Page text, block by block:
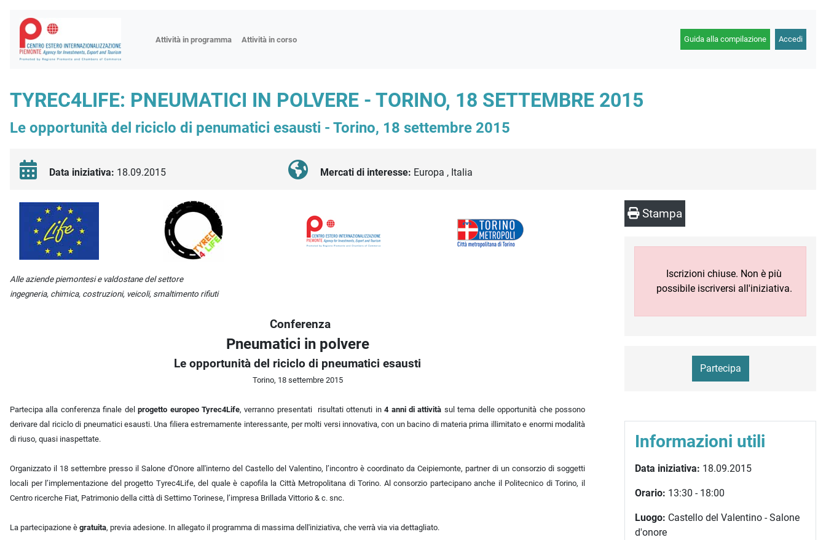
Attività in programma Attività in corso
Fiere
Workshop
Incontri di approfondimento
Focus settoriali
Guida alla compilazione Accedi
TYREC4LIFE: PNEUMATICI IN POLVERE - TORINO, 18 SETTEMBRE 2015
Le opportunità del riciclo di penumatici esausti - Torino, 18 settembre 2015
Data iniziativa: 18.09.2015 Mercati di interesse: Europa , Italia
Descrizione iniziativa
Alle aziende piemontesi e valdostane del settore
ingegneria, chimica, costruzioni, veicoli, smaltimento rifiuti
Conferenza
Pneumatici in polvere
Le opportunità del riciclo di pneumatici esausti
Torino, 18 settembre 2015
Partecipa alla conferenza finale delprogetto europeo Tyrec4Life, verranno presentati risultati ottenuti in4 anni di attività sul tema delle opportunità che possono
derivare dal riciclo di pneumatici esausti. Una filiera estremamente interessante, per molti versi innovativa, con un bacino di materia prima illimitato e enormi modalità
di riuso, quasi inaspettate.
Organizzato il 18 settembre presso il Salone d'Onore all'interno del Castello del Valentino, l’incontro è coordinato da Ceipiemonte, partner di un consorzio di soggetti
locali per l’implementazione del progetto Tyrec4Life, del quale è capofila la Città Metropolitana di Torino. Al consorzio partecipano anche il Politecnico di Torino, il
Centro ricerche Fiat, Patrimonio della città di Settimo Torinese, l’impresa Brillada Vittorio & c. snc.
La partecipazione è gratuita, previa adesione. In allegato il programma di massima dell'iniziativa, che verrà via via dettagliato.
Stampa
Iscrizioni chiuse. Non è più
possibile iscriversi all'iniziativa.
Partecipa
Informazioni utili
Data iniziativa: 18.09.2015
Orario: 13:30 - 18:00
Luogo: Castello del Valentino - Salone
d'onore